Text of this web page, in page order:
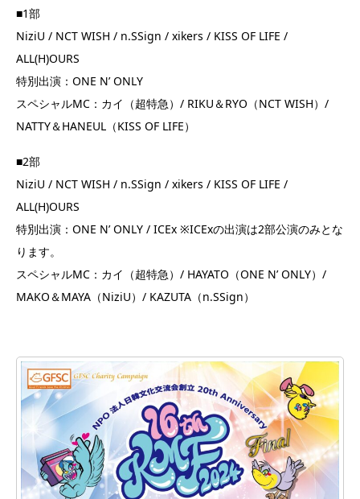
■1部
NiziU / NCT WISH / n.SSign / xikers / KISS OF LIFE /
ALL(H)OURS
特別出演：ONE N’ ONLY
スペシャルMC：カイ（超特急）/ RIKU＆RYO（NCT WISH）/
NATTY＆HANEUL（KISS OF LIFE）
■2部
NiziU / NCT WISH / n.SSign / xikers / KISS OF LIFE /
ALL(H)OURS
特別出演：ONE N’ ONLY / ICEx ※ICExの出演は2部公演のみとな
ります。
スペシャルMC：カイ（超特急）/ HAYATO（ONE N’ ONLY）/
MAKO＆MAYA（NiziU）/ KAZUTA（n.SSign）